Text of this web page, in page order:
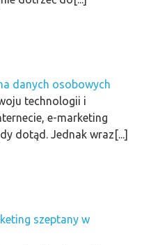
danych osobowych
technologii i
e-marketing
dotąd. Jednak wraz[...]
szeptany w